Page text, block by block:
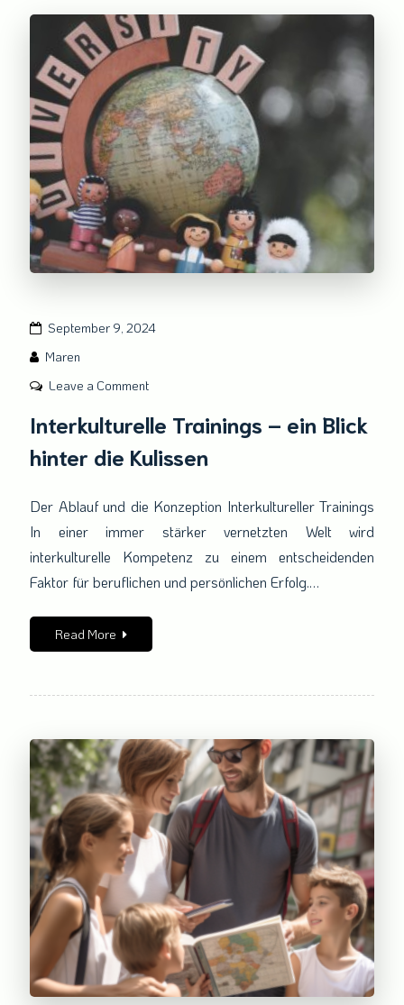
September 9, 2024
Maren
Leave a Commenton
Trainings
–
Blick
die
Kulissen
Interkulturelle Trainings – ein Blick
hinter die Kulissen
Der Ablauf und die Konzeption Interkultureller Trainings
In einer immer stärker vernetzten Welt wird
interkulturelle Kompetenz zu einem entscheidenden
Faktor für beruflichen und persönlichen Erfolg.…
Read More